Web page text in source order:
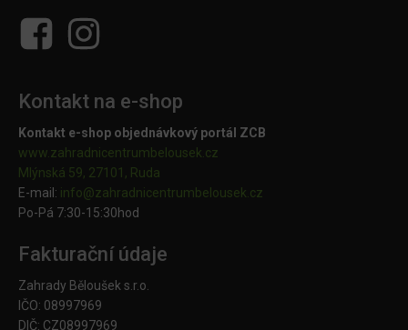
Kontakt na e-shop
Kontakt e-shop objednávkový portál ZCB
www.zahradnicentrumbelousek.cz
Mlýnská 59, 27101, Ruda
E-mail: info@zahradnicentrumbelousek.cz
Po-Pá 7:30-15:30hod
Fakturační údaje
Zahrady Běloušek s.r.o.
IČO: 08997969
DIČ: CZ08997969